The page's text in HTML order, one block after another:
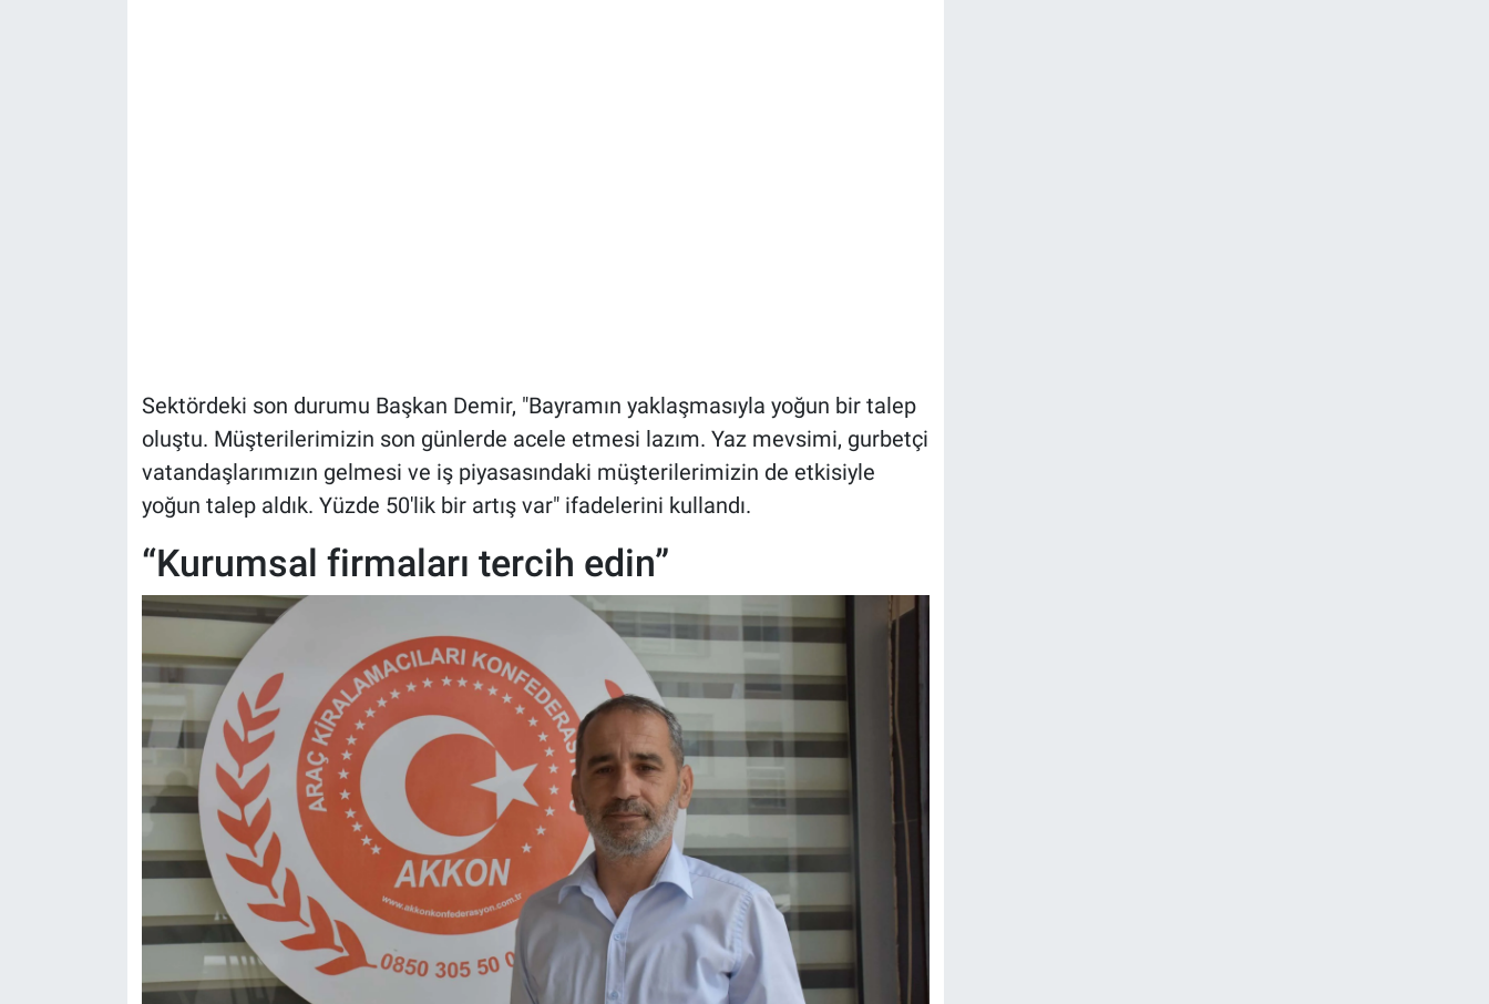
Sektördeki son durumu Başkan Demir, "Bayramın yaklaşmasıyla yoğun bir talep
oluştu. Müşterilerimizin son günlerde acele etmesi lazım. Yaz mevsimi, gurbetçi
vatandaşlarımızın gelmesi ve iş piyasasındaki müşterilerimizin de etkisiyle
yoğun talep aldık. Yüzde 50'lik bir artış var" ifadelerini kullandı.
“Kurumsal firmaları tercih edin”